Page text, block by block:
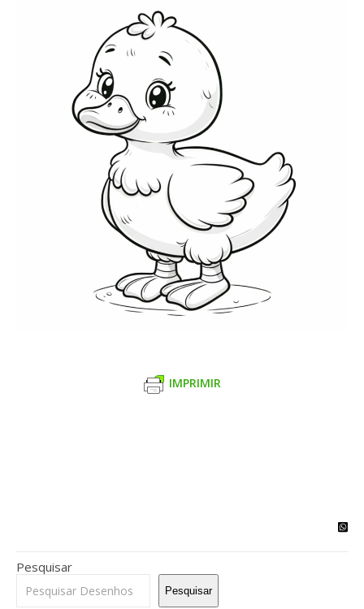
IMPRIMIR
Pesquisar
Pesquisar